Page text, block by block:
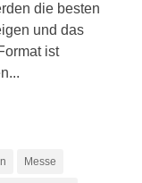
die besten
und das
ist
Messe